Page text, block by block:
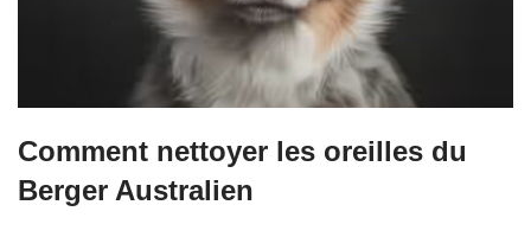
Comment nettoyer les oreilles du
Berger Australien